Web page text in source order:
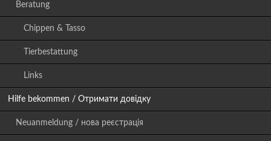
Beratung
Chippen & Tasso
Tierbestattung
Links
Hilfe bekommen / Отримати довідку
Neuanmeldung / нова реєстрація